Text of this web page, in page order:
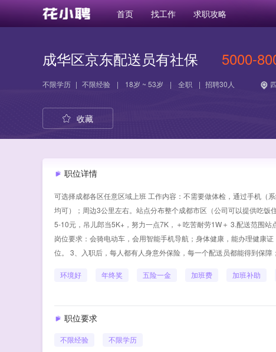
首页 找工作 求职攻略
成华区京东配送员有社保 5000-
不限学历 | 不限经验 | 18岁 ~ 53岁 | 全职 | 招聘30人
收藏
职位详情
可选择成都各区任意区域上班 工作内容：不需要做体检，通过手机（
均可）；周边3公里左右。站点分布整个成都市区（公司可以提供吃
5-10元，吊儿郎当5K+，努力一点7K，＋吃苦耐劳1W＋ 3.配送范围站
岗位要求：会骑电动车，会用智能手机导航；身体健康，能办理健康
位。 3、入职后，每人都有人身意外保险，每一个配送员都能得到保障；
环境好 年终奖 五险一金 加班费 加班补助
职位要求
不限经验 不限学历